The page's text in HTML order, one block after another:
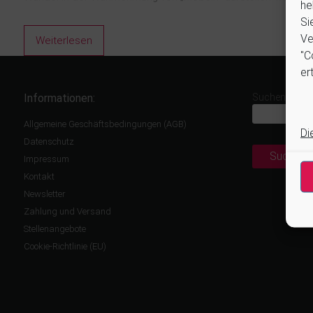
Weiterlesen
Informationen:
Allgemeine Geschäftsbedingungen (AGB)
Datenschutz
Impressum
Kontakt
Newsletter
Zahlung und Versand
Stellenangebote
Cookie-Richtlinie (EU)
Suchen